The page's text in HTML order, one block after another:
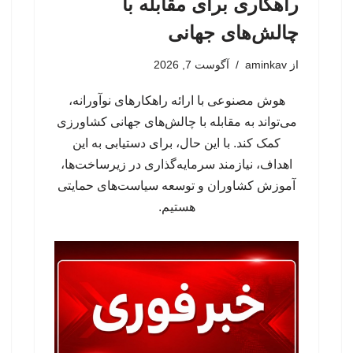
راهکاری برای مقابله با
چالش‌های جهانی
از aminkav آگوست 7, 2026
هوش مصنوعی با ارائه راهکارهای نوآورانه،
می‌تواند به مقابله با چالش‌های جهانی کشاورزی
کمک کند. با این حال، برای دستیابی به این
اهداف، نیازمند سرمایه‌گذاری در زیرساخت‌ها،
آموزش کشاوران و توسعه سیاست‌های حمایتی
هستیم.